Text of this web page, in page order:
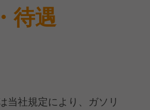
待遇
当社規定により、ガソリ